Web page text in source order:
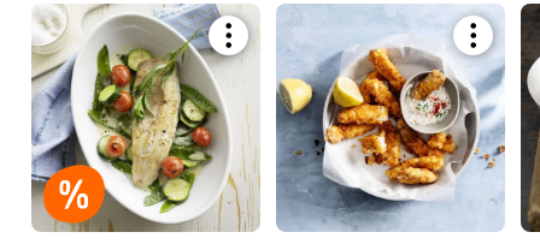
Bookmark
recipe
to
your
collections.
recipe
or
add
it
to
your